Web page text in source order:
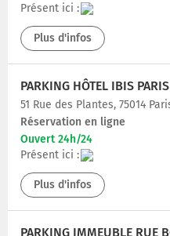
Présent ici :
Plus d'infos
51 Rue des Plantes, 75014
Réservation en ligne
Ouvert 24h/24
Présent ici :
Plus d'infos